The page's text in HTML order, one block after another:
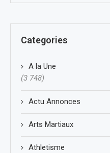
Categories
A la Une
(3 748)
Actu Annonces
Arts Martiaux
Athletisme